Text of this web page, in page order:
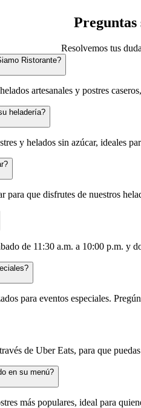
Resolvemos tus
Ristorante?
artesanales y postres
heladería?
y helados sin azúcar, ideales
para que disfrutes de nuestros
de 11:30 a.m. a 10:00 p.m. y
para eventos especiales.
de Uber Eats, para que
en su menú?
más populares, ideal para